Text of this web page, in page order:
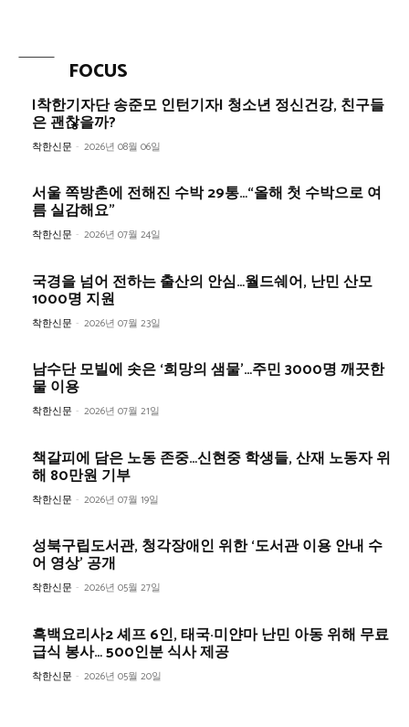
FOCUS
|착한기자단 송준모 인턴기자| 청소년 정신건강, 친구들
은 괜찮을까?
착한신문 - 2026년 08월 06일
서울 쪽방촌에 전해진 수박 29통…“올해 첫 수박으로 여
름 실감해요”
착한신문 - 2026년 07월 24일
국경을 넘어 전하는 출산의 안심…월드쉐어, 난민 산모
1000명 지원
착한신문 - 2026년 07월 23일
남수단 모빌에 솟은 ‘희망의 샘물’…주민 3000명 깨끗한
물 이용
착한신문 - 2026년 07월 21일
책갈피에 담은 노동 존중…신현중 학생들, 산재 노동자 위
해 80만원 기부
착한신문 - 2026년 07월 19일
성북구립도서관, 청각장애인 위한 ‘도서관 이용 안내 수
어 영상’ 공개
착한신문 - 2026년 05월 27일
흑백요리사2 셰프 6인, 태국·미얀마 난민 아동 위해 무료
급식 봉사… 500인분 식사 제공
착한신문 - 2026년 05월 20일